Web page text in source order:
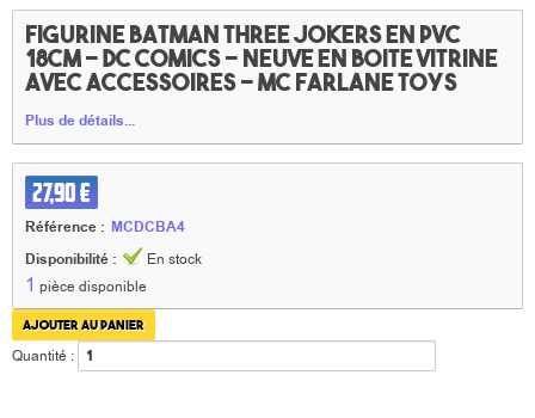
Figurine BATMAN Three jokers en PVC
18cm – DC COMICS – neuve en boite vitrine
avec accessoires – Mc FARLANE TOYS
Plus de détails...
27,90 €
Référence : MCDCBA4
Disponibilité :
En stock
1 pièce disponible
Quantité :